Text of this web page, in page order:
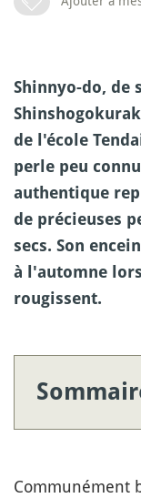
Shinnyo-do, de
de l'école
perle peu
authentique
de précieuses
secs. Son
à l'automne
rougissent.
Communément